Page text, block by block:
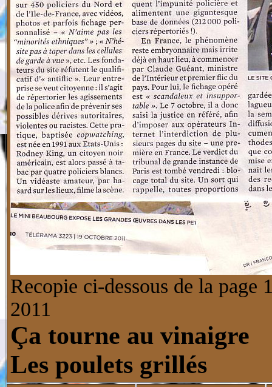
Recopie ci-dessous de la
2011
Ça tourne au vinaigre
Les poulets grillés